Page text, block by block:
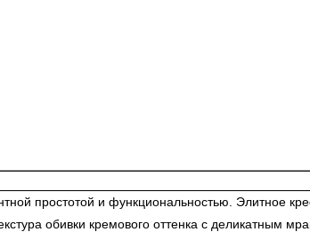
простотой и функциональностью. Элитное
обивки кремового оттенка с деликатным